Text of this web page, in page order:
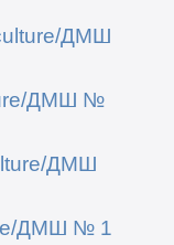
ДМШ
ДМШ №
ДМШ
ДМШ № 1